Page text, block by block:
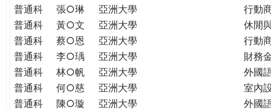
普通科
張○琳 亞洲大學
行動
普通科
黃○文 亞洲大學
休閒
普通科
蔡○恩 亞洲大學
行動
普通科
李○瑀 亞洲大學
財務
普通科
林○帆 亞洲大學
外國
普通科
何○慈 亞洲大學
室內
普通科
陳○璇 亞洲大學
外國